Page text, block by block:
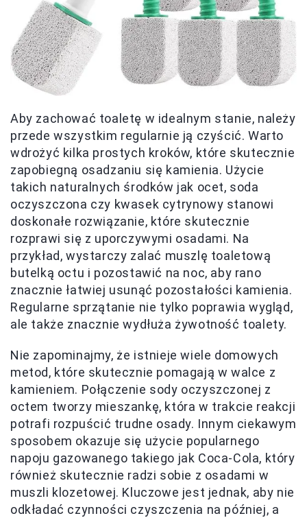
Aby zachować toaletę w idealnym stanie, należy
przede wszystkim regularnie ją czyścić. Warto
wdrożyć kilka prostych kroków, które skutecznie
zapobiegną osadzaniu się kamienia. Użycie
takich naturalnych środków jak ocet, soda
oczyszczona czy kwasek cytrynowy stanowi
doskonałe rozwiązanie, które skutecznie
rozprawi się z uporczywymi osadami. Na
przykład, wystarczy zalać muszlę toaletową
butelką octu i pozostawić na noc, aby rano
znacznie łatwiej usunąć pozostałości kamienia.
Regularne sprzątanie nie tylko poprawia wygląd,
ale także znacznie wydłuża żywotność toalety.
Nie zapominajmy, że istnieje wiele domowych
metod, które skutecznie pomagają w walce z
kamieniem. Połączenie sody oczyszczonej z
octem tworzy mieszankę, która w trakcie reakcji
potrafi rozpuścić trudne osady. Innym ciekawym
sposobem okazuje się użycie popularnego
napoju gazowanego takiego jak Coca-Cola, który
również skutecznie radzi sobie z osadami w
muszli klozetowej. Kluczowe jest jednak, aby nie
odkładać czynności czyszczenia na później, a